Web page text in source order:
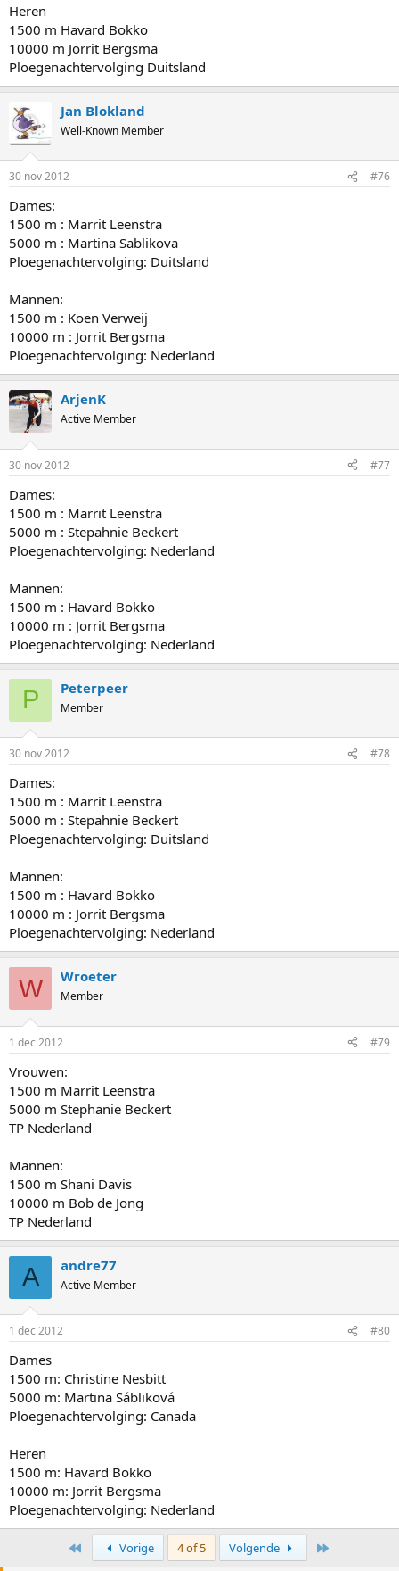
Heren
1500 m Havard Bokko
10000 m Jorrit Bergsma
Ploegenachtervolging Duitsland
Jan Blokland
Well-Known Member
30 nov 2012 #76
Dames:
1500 m : Marrit Leenstra
5000 m : Martina Sablikova
Ploegenachtervolging: Duitsland
Mannen:
1500 m : Koen Verweij
10000 m : Jorrit Bergsma
Ploegenachtervolging: Nederland
ArjenK
Active Member
30 nov 2012 #77
Dames:
1500 m : Marrit Leenstra
5000 m : Stepahnie Beckert
Ploegenachtervolging: Nederland
Mannen:
1500 m : Havard Bokko
10000 m : Jorrit Bergsma
Ploegenachtervolging: Nederland
P Peterpeer
Member
30 nov 2012 #78
Dames:
1500 m : Marrit Leenstra
5000 m : Stepahnie Beckert
Ploegenachtervolging: Duitsland
Mannen:
1500 m : Havard Bokko
10000 m : Jorrit Bergsma
Ploegenachtervolging: Nederland
W Wroeter
Member
1 dec 2012 #79
Vrouwen:
1500 m Marrit Leenstra
5000 m Stephanie Beckert
TP Nederland
Mannen:
1500 m Shani Davis
10000 m Bob de Jong
TP Nederland
A andre77
Active Member
1 dec 2012 #80
Dames
1500 m: Christine Nesbitt
5000 m: Martina Sábliková
Ploegenachtervolging: Canada
Heren
1500 m: Havard Bokko
10000 m: Jorrit Bergsma
Ploegenachtervolging: Nederland
Vorige 4 of 5 Volgende